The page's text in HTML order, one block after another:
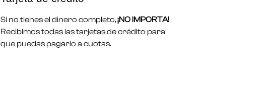
Si no tienes el dinero completo,¡NO IMPORTA!
Recibimos todas las tarjetas de crédito para
que puedas pagarlo a cuotas.